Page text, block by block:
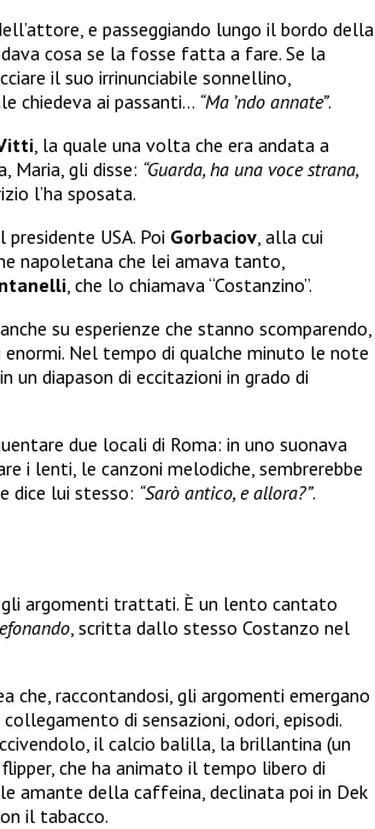
e passeggiando lungo il bordo della
cosa se la fosse fatta a fare. Se la
il suo irrinunciabile sonnellino,
chiedeva ai passanti… “Ma ’ndo annate”.
, la quale una volta che era andata a
Maria, gli disse: “Guarda, ha una voce strana,
l’ha sposata.
USA. Poi Gorbaciov, alla cui
napoletana che lei amava tanto,
, che lo chiamava “Costanzino”.
su esperienze che stanno scomparendo,
Nel tempo di qualche minuto le note
un diapason di eccitazioni in grado di
due locali di Roma: in uno suonava
i lenti, le canzoni melodiche, sembrerebbe
dice lui stesso: “Sarò antico, e allora?”.
gli argomenti trattati. È un lento cantato
, scritta dallo stesso Costanzo nel
che, raccontandosi, gli argomenti emergano
di sensazioni, odori, episodi.
il calcio balilla, la brillantina (un
che ha animato il tempo libero di
amante della caffeina, declinata poi in Dek
il tabacco.